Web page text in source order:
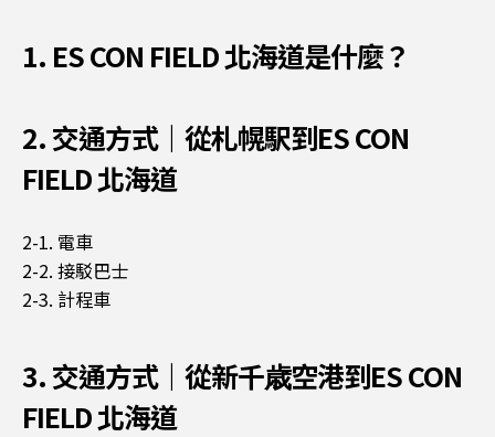
1. ES CON FIELD 北海道是什麼？
2. 交通方式｜從札幌駅到ES CON
FIELD 北海道
2-1. 電車
2-2. 接駁巴士
2-3. 計程車
3. 交通方式｜從新千歳空港到ES CON
FIELD 北海道